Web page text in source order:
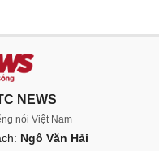
NEWS
nói Việt Nam
Ngô Văn Hải